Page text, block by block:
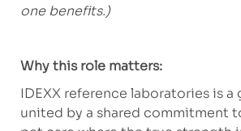
one benefits.)
Why this role matters:
IDEXX reference laboratories is
united by a shared commitment